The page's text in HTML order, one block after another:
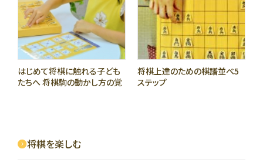
はじめて将棋に触れる子ども
たちへ 将棋駒の動かし方の覚
将棋上達のための棋譜並べ5
ステップ
将棋を楽しむ